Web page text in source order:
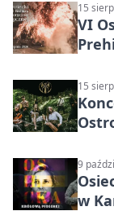
15
VI
15
9
w